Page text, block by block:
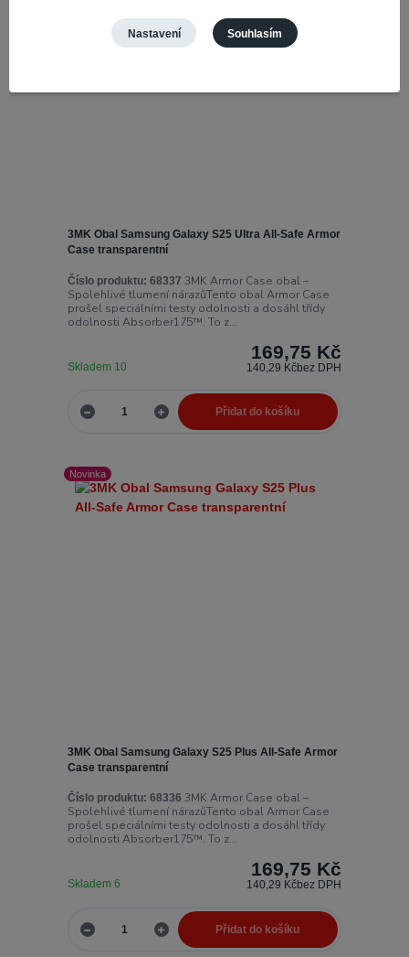
3MK Obal Samsung Galaxy S25 Ultra All-Safe Armor
Case transparentní
Číslo produktu: 68337 3MK Armor Case obal –
Spolehlivé tlumení nárazůTento obal Armor Case
prošel speciálními testy odolnosti a dosáhl třídy
odolnosti Absorber175™. To z...
169,75 Kč
140,29 Kčbez DPH
Skladem 10
Přidat do košíku
Novinka
3MK Obal Samsung Galaxy S25 Plus All-Safe Armor
Case transparentní
Číslo produktu: 68336 3MK Armor Case obal –
Spolehlivé tlumení nárazůTento obal Armor Case
prošel speciálními testy odolnosti a dosáhl třídy
odolnosti Absorber175™. To z...
169,75 Kč
140,29 Kčbez DPH
Skladem 6
Přidat do košíku
Nastavení Souhlasím